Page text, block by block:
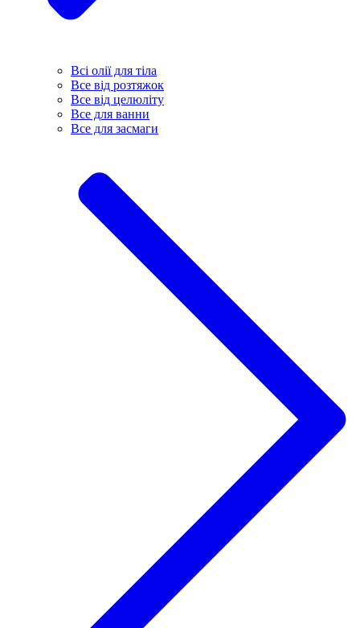
Всі олії для тіла
Все від розтяжок
Все від целюліту
Все для ванни
Все для засмаги